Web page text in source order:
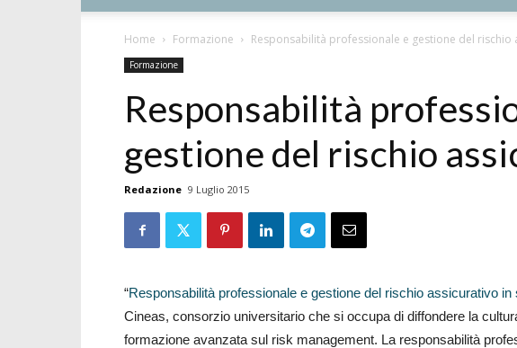
Home Formazione Responsabilità professionale e gestione del rischio
Formazione
Responsabilità
gestione del rischio
Redazione 9 Luglio 2015
“Responsabilità professionale e gestione del rischio assicurativo in
Cineas, consorzio universitario che si occupa di diffondere la
formazione avanzata sul risk management. La responsabilità